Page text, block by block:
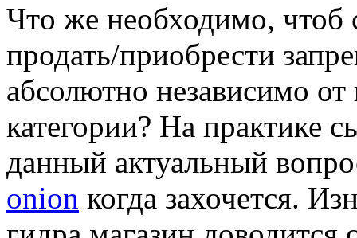
Чтo жe необходимо,
продать/приобрести
абсолютно независимо
категории? На практике
данный актуальный
onion когда захочется.